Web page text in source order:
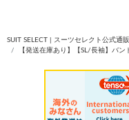
SUIT SELECT | スーツセレクト公式通販
【発送在庫あり】【SL/長袖】バ